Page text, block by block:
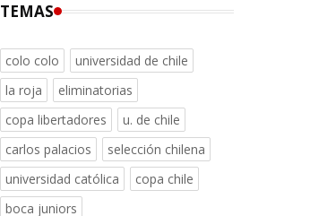
TEMAS
colo colo
universidad de chile
la roja
eliminatorias
copa libertadores
u. de chile
carlos palacios
selección chilena
universidad católica
copa chile
boca juniors